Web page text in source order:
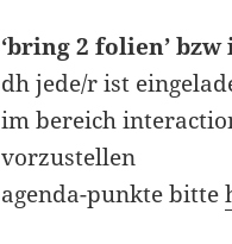
‘bring 2 folien’
dh jede/r ist
im bereich
vorzustellen
agenda-punkte bitte